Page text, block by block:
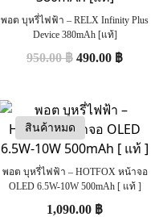
พอต บุหรี่ไฟฟ้า – RELX Infinity Plus
Device 380mAh [แท้]
950.00฿ 490.00 ฿
สินค้าหมด
พอต บุหรี่ไฟฟ้า – HOTFOX หน้าจอ
OLED 6.5W-10W 500mAh [ แท้ ]
1,090.00 ฿